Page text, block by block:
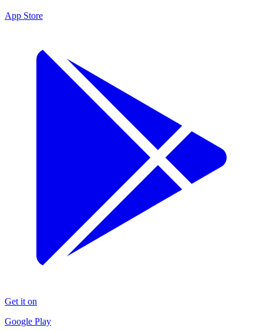
App Store
Get it on
Google Play